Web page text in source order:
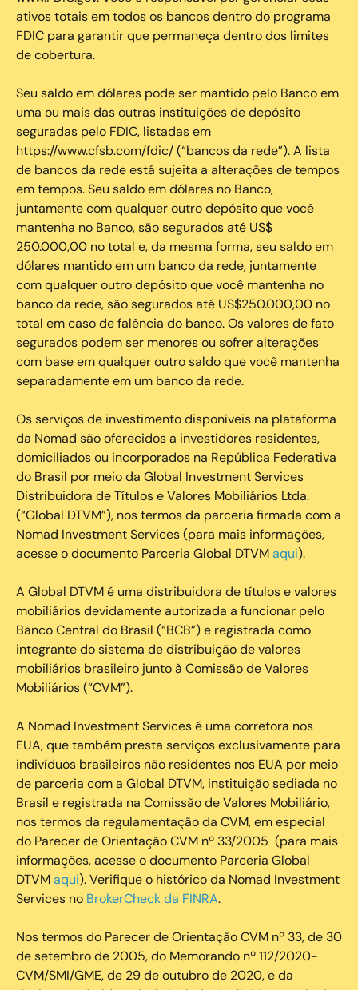
ativos totais em todos os bancos dentro do programa
FDIC para garantir que permaneça dentro dos limites
de cobertura.
Seu saldo em dólares pode ser mantido pelo Banco em
uma ou mais das outras instituições de depósito
seguradas pelo FDIC, listadas em
https://www.cfsb.com/fdic/ (“bancos da rede”). A lista
de bancos da rede está sujeita a alterações de tempos
em tempos. Seu saldo em dólares no Banco,
juntamente com qualquer outro depósito que você
mantenha no Banco, são segurados até US$
250.000,00 no total e, da mesma forma, seu saldo em
dólares mantido em um banco da rede, juntamente
com qualquer outro depósito que você mantenha no
banco da rede, são segurados até US$250.000,00 no
total em caso de falência do banco. Os valores de fato
segurados podem ser menores ou sofrer alterações
com base em qualquer outro saldo que você mantenha
separadamente em um banco da rede.
Os serviços de investimento disponíveis na plataforma
da Nomad são oferecidos a investidores residentes,
domiciliados ou incorporados na República Federativa
do Brasil por meio da Global Investment Services
Distribuidora de Títulos e Valores Mobiliários Ltda.
(“Global DTVM”), nos termos da parceria firmada com a
Nomad Investment Services (para mais informações,
acesse o documento Parceria Global DTVMaqui).
A Global DTVM é uma distribuidora de títulos e valores
mobiliários devidamente autorizada a funcionar pelo
Banco Central do Brasil (“BCB”) e registrada como
integrante do sistema de distribuição de valores
mobiliários brasileiro junto à Comissão de Valores
Mobiliários (“CVM”).
‍A Nomad Investment Services é uma corretora nos
EUA, que também presta serviços exclusivamente para
indivíduos brasileiros não residentes nos EUA por meio
de parceria com a Global DTVM, instituição sediada no
Brasil e registrada na Comissão de Valores Mobiliário,
nos termos da regulamentação da CVM, em especial
do Parecer de Orientação CVM nº 33/2005 (para mais
informações, acesse o documento Parceria Global
DTVMaqui). Verifique o histórico da Nomad Investment
Services no BrokerCheck da FINRA.
Nos termos do Parecer de Orientação CVM nº 33, de 30
de setembro de 2005, do Memorando nº 112/2020-
CVM/SMI/GME, de 29 de outubro de 2020, e da